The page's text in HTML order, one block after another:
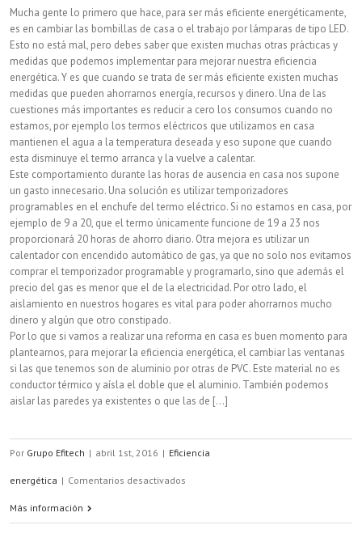
energía
Mucha gente lo primero que hace, para ser más eficiente energéticamente,
es en cambiar las bombillas de casa o el trabajo por lámparas de tipo LED.
Esto no está mal, pero debes saber que existen muchas otras prácticas y
medidas que podemos implementar para mejorar nuestra eficiencia
energética. Y es que cuando se trata de ser más eficiente existen muchas
medidas que pueden ahorrarnos energía, recursos y dinero. Una de las
cuestiones más importantes es reducir a cero los consumos cuando no
estamos, por ejemplo los termos eléctricos que utilizamos en casa
mantienen el agua a la temperatura deseada y eso supone que cuando
esta disminuye el termo arranca y la vuelve a calentar.
Este comportamiento durante las horas de ausencia en casa nos supone
un gasto innecesario. Una solución es utilizar temporizadores
programables en el enchufe del termo eléctrico. Si no estamos en casa, por
ejemplo de 9 a 20, que el termo únicamente funcione de 19 a 23 nos
proporcionará 20 horas de ahorro diario. Otra mejora es utilizar un
calentador con encendido automático de gas, ya que no solo nos evitamos
comprar el temporizador programable y programarlo, sino que además el
precio del gas es menor que el de la electricidad. Por otro lado, el
aislamiento en nuestros hogares es vital para poder ahorrarnos mucho
dinero y algún que otro constipado.
Por lo que si vamos a realizar una reforma en casa es buen momento para
plantearnos, para mejorar la eficiencia energética, el cambiar las ventanas
si las que tenemos son de aluminio por otras de PVC. Este material no es
conductor térmico y aísla el doble que el aluminio. También podemos
aislar las paredes ya existentes o que las de [...]
Por Grupo Efitech | abril 1st, 2016 | Eficiencia
energética | Comentarios desactivados
Más información